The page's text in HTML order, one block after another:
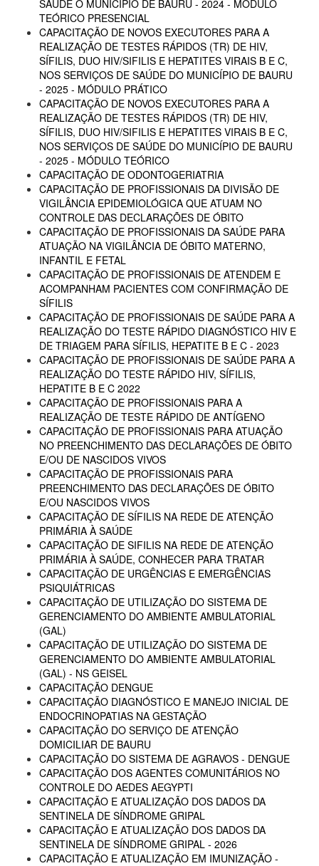
SAÚDE O MUNICÍPIO DE BAURU - 2024 - MÓDULO
TEÓRICO PRESENCIAL
CAPACITAÇÃO DE NOVOS EXECUTORES PARA A
REALIZAÇÃO DE TESTES RÁPIDOS (TR) DE HIV,
SÍFILIS, DUO HIV/SIFILIS E HEPATITES VIRAIS B E C,
NOS SERVIÇOS DE SAÚDE DO MUNICÍPIO DE BAURU
- 2025 - MÓDULO PRÁTICO
CAPACITAÇÃO DE NOVOS EXECUTORES PARA A
REALIZAÇÃO DE TESTES RÁPIDOS (TR) DE HIV,
SÍFILIS, DUO HIV/SIFILIS E HEPATITES VIRAIS B E C,
NOS SERVIÇOS DE SAÚDE DO MUNICÍPIO DE BAURU
- 2025 - MÓDULO TEÓRICO
CAPACITAÇÃO DE ODONTOGERIATRIA
CAPACITAÇÃO DE PROFISSIONAIS DA DIVISÃO DE
VIGILÂNCIA EPIDEMIOLÓGICA QUE ATUAM NO
CONTROLE DAS DECLARAÇÕES DE ÓBITO
CAPACITAÇÃO DE PROFISSIONAIS DA SAÚDE PARA
ATUAÇÃO NA VIGILÂNCIA DE ÓBITO MATERNO,
INFANTIL E FETAL
CAPACITAÇÃO DE PROFISSIONAIS DE ATENDEM E
ACOMPANHAM PACIENTES COM CONFIRMAÇÃO DE
SÍFILIS
CAPACITAÇÃO DE PROFISSIONAIS DE SAÚDE PARA A
REALIZAÇÃO DO TESTE RÁPIDO DIAGNÓSTICO HIV E
DE TRIAGEM PARA SÍFILIS, HEPATITE B E C - 2023
CAPACITAÇÃO DE PROFISSIONAIS DE SAÚDE PARA A
REALIZAÇÃO DO TESTE RÁPIDO HIV, SÍFILIS,
HEPATITE B E C 2022
CAPACITAÇÃO DE PROFISSIONAIS PARA A
REALIZAÇÃO DE TESTE RÁPIDO DE ANTÍGENO
CAPACITAÇÃO DE PROFISSIONAIS PARA ATUAÇÃO
NO PREENCHIMENTO DAS DECLARAÇÕES DE ÓBITO
E/OU DE NASCIDOS VIVOS
CAPACITAÇÃO DE PROFISSIONAIS PARA
PREENCHIMENTO DAS DECLARAÇÕES DE ÓBITO
E/OU NASCIDOS VIVOS
CAPACITAÇÃO DE SÍFILIS NA REDE DE ATENÇÃO
PRIMÁRIA À SAÚDE
CAPACITAÇÃO DE SIFILIS NA REDE DE ATENÇÃO
PRIMÁRIA À SAÚDE, CONHECER PARA TRATAR
CAPACITAÇÃO DE URGÊNCIAS E EMERGÊNCIAS
PSIQUIÁTRICAS
CAPACITAÇÃO DE UTILIZAÇÃO DO SISTEMA DE
GERENCIAMENTO DO AMBIENTE AMBULATORIAL
(GAL)
CAPACITAÇÃO DE UTILIZAÇÃO DO SISTEMA DE
GERENCIAMENTO DO AMBIENTE AMBULATORIAL
(GAL) - NS GEISEL
CAPACITAÇÃO DENGUE
CAPACITAÇÃO DIAGNÓSTICO E MANEJO INICIAL DE
ENDOCRINOPATIAS NA GESTAÇÃO
CAPACITAÇÃO DO SERVIÇO DE ATENÇÃO
DOMICILIAR DE BAURU
CAPACITAÇÃO DO SISTEMA DE AGRAVOS - DENGUE
CAPACITAÇÃO DOS AGENTES COMUNITÁRIOS NO
CONTROLE DO AEDES AEGYPTI
CAPACITAÇÃO E ATUALIZAÇÃO DOS DADOS DA
SENTINELA DE SÍNDROME GRIPAL
CAPACITAÇÃO E ATUALIZAÇÃO DOS DADOS DA
SENTINELA DE SÍNDROME GRIPAL - 2026
CAPACITAÇÃO E ATUALIZAÇÃO EM IMUNIZAÇÃO -